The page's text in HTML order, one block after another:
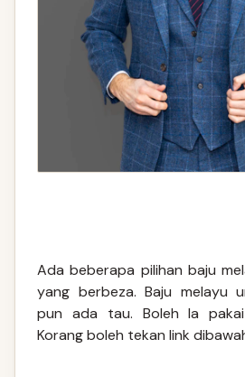
Ada beberapa pilihan baju
yang berbeza. Baju melayu
pun ada tau. Boleh la
Korang boleh tekan link